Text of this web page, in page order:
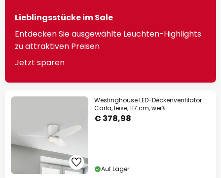
Lieblingsstücke im Sale
Entdecken Sie ausgewählte Leuchten-Highlights
zu attraktiven Preisen
Jetzt sparen
Westinghouse LED-Deckenventilator
Carla, leise, 117 cm, weiß
€ 378,98
Auf Lager